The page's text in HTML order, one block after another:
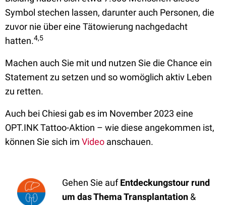
Symbol stechen lassen, darunter auch Personen, die
zuvor nie über eine Tätowierung nachgedacht
hatten.4,5
Machen auch Sie mit und nutzen Sie die Chance ein
Statement zu setzen und so womöglich aktiv Leben
zu retten.
Auch bei Chiesi gab es im November 2023 eine
OPT.INK Tattoo-Aktion – wie diese angekommen ist,
können Sie sich im Video anschauen.
Gehen Sie aufEntdeckungstour rund
um das Thema Transplantation &